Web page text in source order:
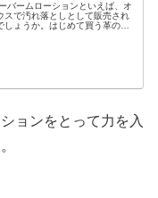
バームローションといえば、オ
スで汚れ落としとして販売され
ょうか。はじめて買う革の宝
ョンをとって力を入